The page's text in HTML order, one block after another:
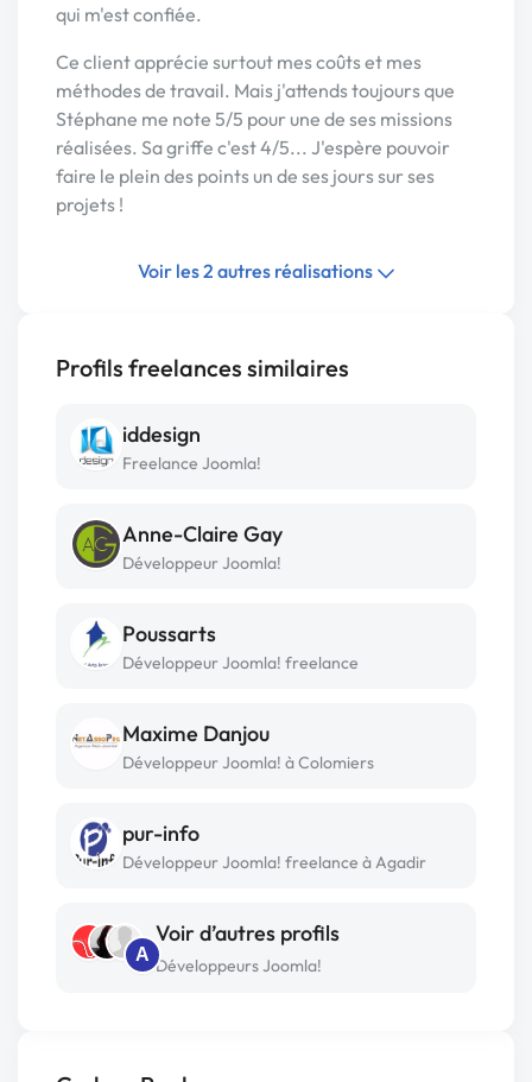
qui m'est confiée.
Ce client apprécie surtout mes coûts et mes
méthodes de travail. Mais j'attends toujours que
Stéphane me note 5/5 pour une de ses missions
réalisées. Sa griffe c'est 4/5... J'espère pouvoir
faire le plein des points un de ses jours sur ses
projets !
Voir les 2 autres réalisations
Profils freelances similaires
iddesign
Freelance Joomla!
Anne-Claire Gay
Développeur Joomla!
Poussarts
Développeur Joomla! freelance
Maxime Danjou
Développeur Joomla! à Colomiers
pur-info
Développeur Joomla! freelance à Agadir
A
Voir d’autres profils
Développeurs Joomla!